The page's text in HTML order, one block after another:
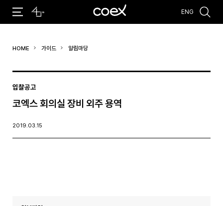
#코엑스 전시 #행사
ENG
HOME 가이드 알림마당
입찰공고
코엑스 회의실 장비 외주 용역
2019.03.15